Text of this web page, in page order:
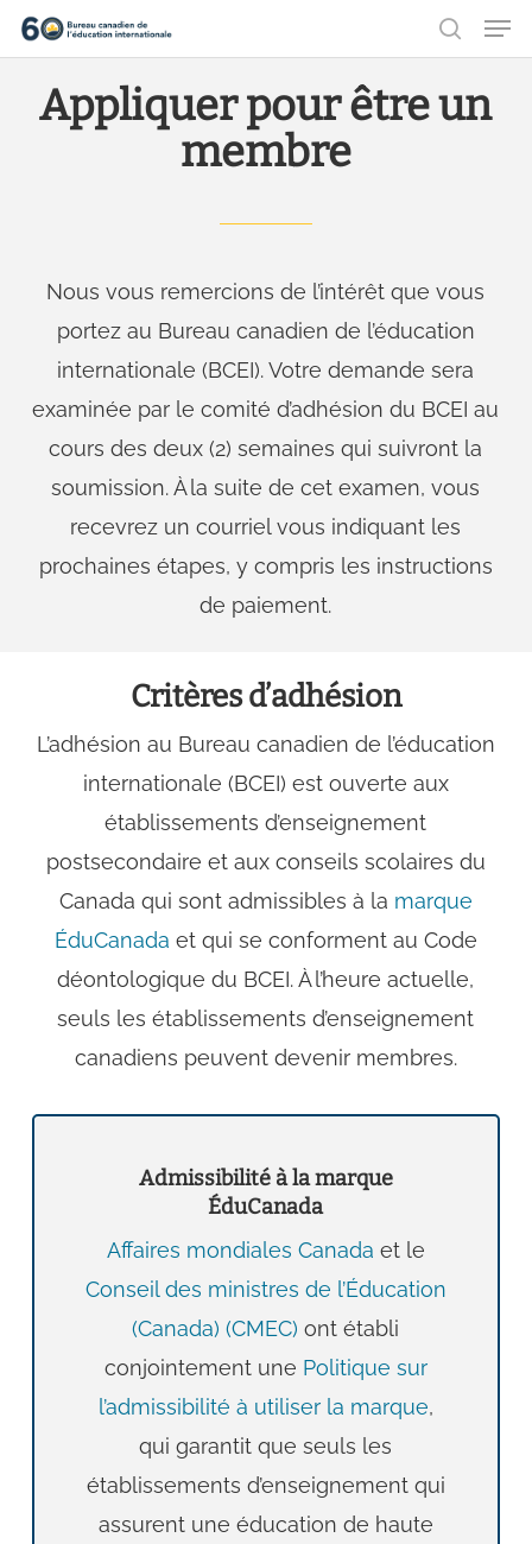
Aller
au
contenu
principal
Appliquer pour être un
membre
Nous vous remercions de l’intérêt que vous
portez au Bureau canadien de l’éducation
internationale (BCEI). Votre demande sera
examinée par le comité d’adhésion du BCEI au
cours des deux (2) semaines qui suivront la
soumission. À la suite de cet examen, vous
recevrez un courriel vous indiquant les
prochaines étapes, y compris les instructions
de paiement.
Critères d’adhésion
L’adhésion au Bureau canadien de l’éducation
internationale (BCEI) est ouverte aux
établissements d’enseignement
postsecondaire et aux conseils scolaires du
Canada qui sont admissibles à la marque
ÉduCanada et qui se conforment au Code
déontologique du BCEI. À l’heure actuelle,
seuls les établissements d’enseignement
canadiens peuvent devenir membres.
Admissibilité à la marque
ÉduCanada
Affaires mondiales Canada et le
Conseil des ministres de l’Éducation
(Canada) (CMEC) ont établi
conjointement une Politique sur
l’admissibilité à utiliser la marque,
qui garantit que seuls les
établissements d’enseignement qui
assurent une éducation de haute
le